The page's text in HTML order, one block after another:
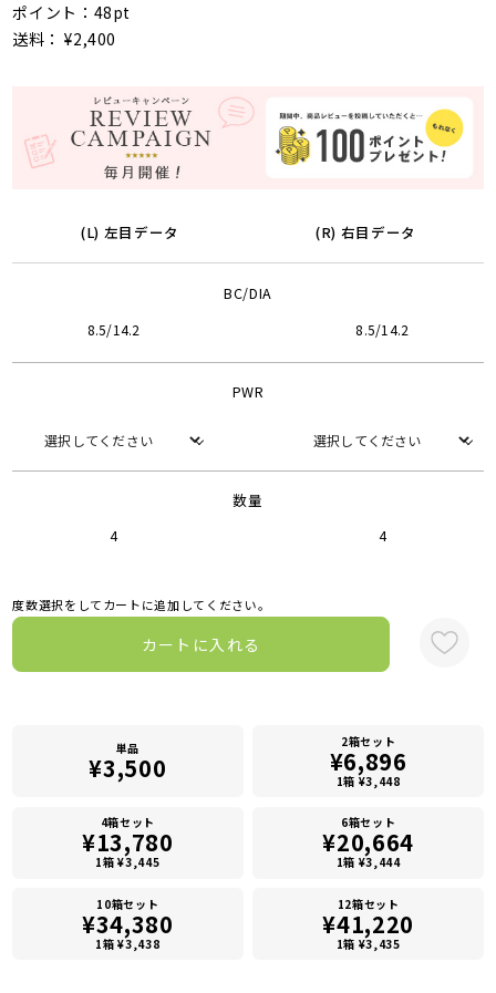
ポイント：48pt
送料： ¥2,400
(L) 左目データ (R) 右目データ
BC/DIA
8.5/14.2 8.5/14.2
PWR
数量
4 4
度数選択をしてカートに追加してください。
カートに入れる
単品
¥3,500
2箱セット
¥6,896
1箱 ¥3,448
4箱セット
¥13,780
1箱 ¥3,445
6箱セット
¥20,664
1箱 ¥3,444
10箱セット
¥34,380
1箱 ¥3,438
12箱セット
¥41,220
1箱 ¥3,435